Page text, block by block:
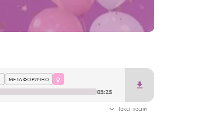
МЕТАФОРИЧНО
03:25
Текст песни